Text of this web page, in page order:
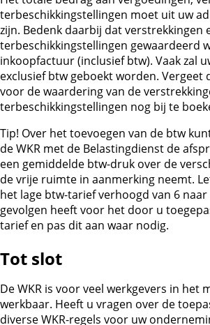
terbeschikkingstellingen moet uit uw
zijn. Bedenk daarbij dat verstrekkingen
terbeschikkingstellingen gewaardeerd
inkoopfactuur (inclusief btw). Vaak zal
exclusief btw geboekt worden. Vergeet
voor de waardering van de
terbeschikkingstellingen nog bij te
Tip! Over het toevoegen van de btw
de WKR met de Belastingdienst de
een gemiddelde btw-druk over de
de vrije ruimte in aanmerking neemt.
het lage btw-tarief verhoogd van 6 naar
gevolgen heeft voor het door u
tarief en pas dit aan waar nodig.
Tot slot
De WKR is voor veel werkgevers in het
werkbaar. Heeft u vragen over de
diverse WKR-regels voor uw